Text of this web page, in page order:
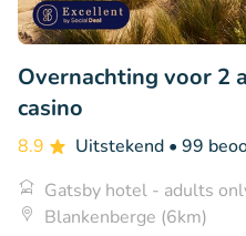
Overnachting voor 2
casino
8.9 Uitstekend • 99
Gatsby hotel - adults
Blankenberge (6km)